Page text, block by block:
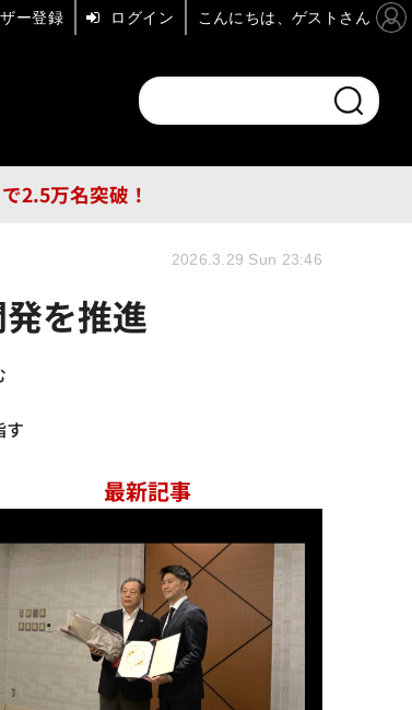
2.5万名突破！
ネル その他
を推進
す
2026.3.29 Sun 23:46
最新記事
ー登録 ログイン こんにちは、ゲストさん